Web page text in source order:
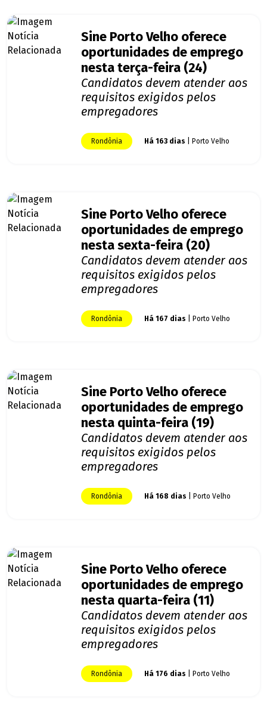
Sine Porto Velho oferece
oportunidades de emprego
nesta terça-feira (24)
Candidatos devem atender aos
requisitos exigidos pelos
empregadores
Rondônia Há 163 dias | Porto Velho
Sine Porto Velho oferece
oportunidades de emprego
nesta sexta-feira (20)
Candidatos devem atender aos
requisitos exigidos pelos
empregadores
Rondônia Há 167 dias | Porto Velho
Sine Porto Velho oferece
oportunidades de emprego
nesta quinta-feira (19)
Candidatos devem atender aos
requisitos exigidos pelos
empregadores
Rondônia Há 168 dias | Porto Velho
Sine Porto Velho oferece
oportunidades de emprego
nesta quarta-feira (11)
Candidatos devem atender aos
requisitos exigidos pelos
empregadores
Rondônia Há 176 dias | Porto Velho